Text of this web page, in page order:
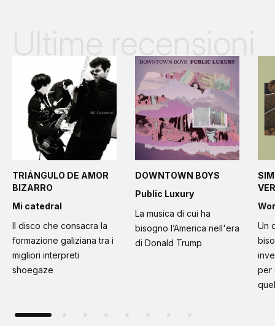
TRIÁNGULO DE AMOR
BIZARRO
Mi catedral
Il disco che consacra la
formazione galiziana tra i
migliori interpreti
shoegaze
DOWNTOWN BOYS
Public Luxury
La musica di cui ha
bisogno l’America nell'era
di Donald Trump
Un
per